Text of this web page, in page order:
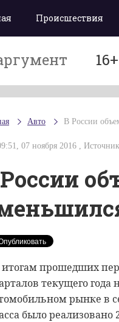
Происшествия
16+
Авто В России
07 ноября 2016 ,
прошедших
текущего года
рынке в
было реализовано